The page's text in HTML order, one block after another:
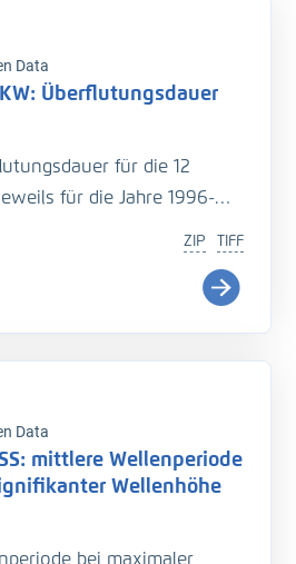
zu einem
Data
Überflutungsdauer
für die 12
für die Jahre 1996-
einer Tide mit Wasser
TIFF
ZIP
Data
mittlere Wellenperiode
Wellenhöhe
bei maximaler